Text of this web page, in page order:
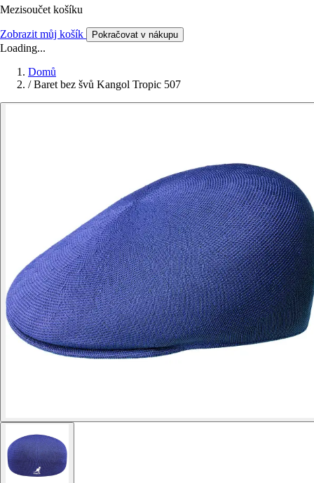
Mezisoučet košíku
Zobrazit můj košík Pokračovat v nákupu
Loading...
Domů
/ Baret bez švů Kangol Tropic 507